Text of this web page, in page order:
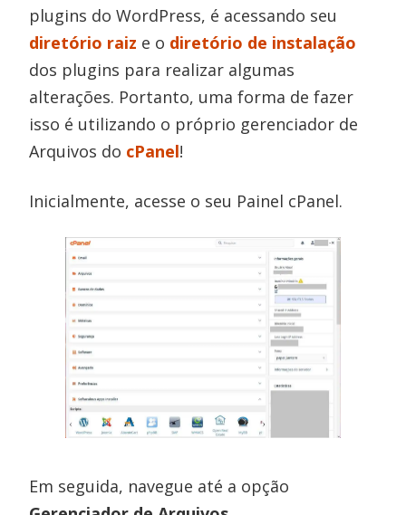
plugins do WordPress, é acessando seu
diretório raiz e o diretório de instalação
dos plugins para realizar algumas
alterações. Portanto, uma forma de fazer
isso é utilizando o próprio gerenciador de
Arquivos do cPanel!
Inicialmente, acesse o seu Painel cPanel.
Em seguida, navegue até a opção